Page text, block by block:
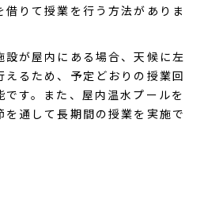
りて授業を行う方法がありま
が屋内にある場合、天候に左
るため、予定どおりの授業回
す。また、屋内温水プールを
通して長期間の授業を実施で